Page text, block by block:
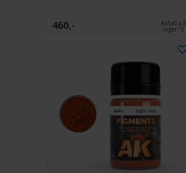
460,- Antall på
lager:6